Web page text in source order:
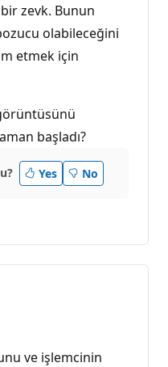
zevk. Bunun
olabileceğini
etmek için
başladı?
Yes No
ve işlemcinin